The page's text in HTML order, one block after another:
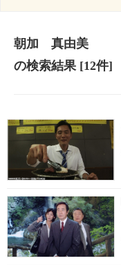
朝加 真由美
の検索結果[12件]